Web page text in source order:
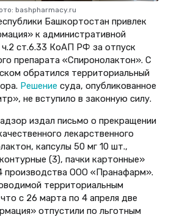
bashpharmacy.ru
Башкортостан привлек
к административной
ч.2 ст.6.33 КоАП РФ за отпуск
препарата «Спиронолактон». С
обратился территориальный
Решение суда, опубликованное
не вступило в законную силу.
издал письмо о прекращении
лекарственного
капсулы 50 мг 10 шт.,
(3), пачки картонные»
производства ООО «Пранафарм».
территориальным
с 26 марта по 4 апреля две
отпустили по льготным